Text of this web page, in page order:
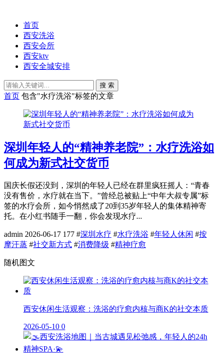
首页
西安洗浴
西安会所
西安ktv
西安全城安排
搜 索
首页 包含"水疗洗浴"标签的文章
深圳年轻人的“精神养老院”：水疗洗浴如
何成为新式社交货币
国庆长假还没到，深圳的年轻人已经在群里疯狂摇人：“青春
没有售价，水疗就在当下。”曾经总被贴上“中年大叔专属”标
签的水疗会所，如今悄然成了20到35岁年轻人的集体精神寄
托。在小红书随手一翻，你会发现水疗...
admin 2026-06-17 177 #深圳水疗 #水疗洗浴 #年轻人休闲 #按
摩汗蒸 #社交新方式 #消费降级 #精神疗愈
随机图文
西安休闲生活观察：洗浴的疗愈内核与商K的社交本质
2026-05-10 0